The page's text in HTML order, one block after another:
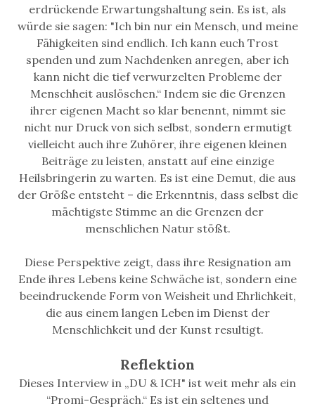
erdrückende Erwartungshaltung sein. Es ist, als
würde sie sagen: "Ich bin nur ein Mensch, und meine
Fähigkeiten sind endlich. Ich kann euch Trost
spenden und zum Nachdenken anregen, aber ich
kann nicht die tief verwurzelten Probleme der
Menschheit auslöschen.“ Indem sie die Grenzen
ihrer eigenen Macht so klar benennt, nimmt sie
nicht nur Druck von sich selbst, sondern ermutigt
vielleicht auch ihre Zuhörer, ihre eigenen kleinen
Beiträge zu leisten, anstatt auf eine einzige
Heilsbringerin zu warten. Es ist eine Demut, die aus
der Größe entsteht – die Erkenntnis, dass selbst die
mächtigste Stimme an die Grenzen der
menschlichen Natur stößt.
Diese Perspektive zeigt, dass ihre Resignation am
Ende ihres Lebens keine Schwäche ist, sondern eine
beeindruckende Form von Weisheit und Ehrlichkeit,
die aus einem langen Leben im Dienst der
Menschlichkeit und der Kunst resultigt.
Reflektion
Dieses Interview in „DU & ICH" ist weit mehr als ein
“Promi-Gespräch.“ Es ist ein seltenes und